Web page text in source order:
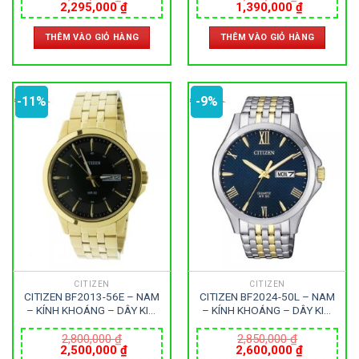
Giá
gốc
là:
3,295,000 ₫.
2,295,000₫Giá
hiện
tại
là:
2,295,000 ₫.
THÊM VÀO GIỎ HÀNG
Giá
gốc
là:
1,700,000 ₫.
1,390,000₫Giá
hiện
tại
là:
THÊM VÀO GIỎ HÀNG
-11%
CITIZEN
CITIZEN BF2013-56E – NAM
– KÍNH KHOÁNG – DÂY KIM
MÁY NHẬT
2,800,000₫
Giá
2,500,000₫Giá
-9%
CITIZEN
CITIZEN BF2024-50L – NAM
– KÍNH KHOÁNG – DÂY KIM
MÁY NHẬT
2,850,000₫
Giá
2,600,000₫Giá